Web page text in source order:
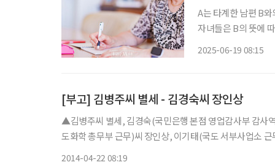
A는 타계한 남편 B
자녀들은 B의 뜻에
2025-06-19 08:15
[부고] 김병주씨 별세 - 김경숙씨 장인상
▲김병주씨 별세, 김경숙(국민은행 본점 영업감사부 감사
도화학 총무부 근무)씨 장인상, 이기태(국도 서부사업소
2014-04-22 08:19